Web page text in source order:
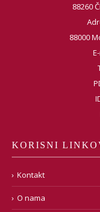
88260
88000
KORISNI
Kontakt
O nama